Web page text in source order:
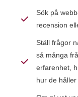
Sök på
recension
Ställ frågor
så många
erfarenhet,
hur de